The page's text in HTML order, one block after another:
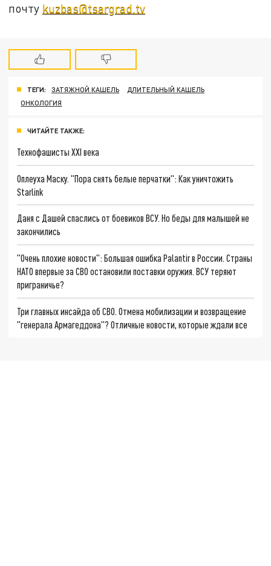
почту kuzbas@tsargrad.tv
ТЕГИ: ЗАТЯЖНОЙ КАШЕЛЬ
ДЛИТЕЛЬНЫЙ КАШЕЛЬ
ОНКОЛОГИЯ
ЧИТАЙТЕ ТАКЖЕ:
Технофашисты XXI века
Оплеуха Маску. "Пора снять белые перчатки": Как уничтожить
Starlink
Даня с Дашей спаслись от боевиков ВСУ. Но беды для малышей не
закончились
"Очень плохие новости": Большая ошибка Palantir в России. Страны
НАТО впервые за СВО остановили поставки оружия. ВСУ теряют
приграничье?
Три главных инсайда об СВО. Отмена мобилизации и возвращение
"генерала Армагеддона"? Отличные новости, которые ждали все